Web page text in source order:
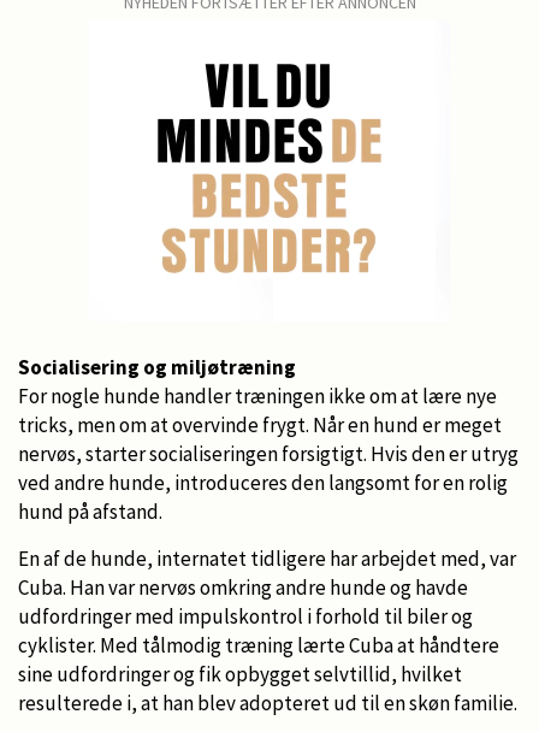
Socialisering og miljøtræning
For nogle hunde handler træningen ikke om at lære nye
tricks, men om at overvinde frygt. Når en hund er meget
nervøs, starter socialiseringen forsigtigt. Hvis den er utryg
ved andre hunde, introduceres den langsomt for en rolig
hund på afstand.
En af de hunde, internatet tidligere har arbejdet med, var
Cuba. Han var nervøs omkring andre hunde og havde
udfordringer med impulskontrol i forhold til biler og
cyklister. Med tålmodig træning lærte Cuba at håndtere
sine udfordringer og fik opbygget selvtillid, hvilket
resulterede i, at han blev adopteret ud til en skøn familie.